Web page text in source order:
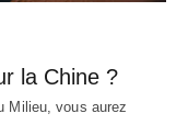
la Chine ?
Milieu, vous aurez